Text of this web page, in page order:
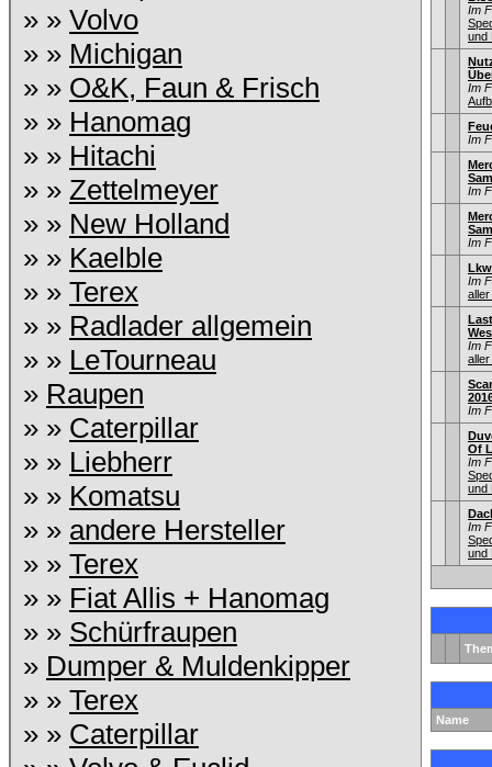
» » Volvo
» » Michigan
» » O&K, Faun & Frisch
» » Hanomag
» » Hitachi
» » Zettelmeyer
» » New Holland
» » Kaelble
» » Terex
» » Radlader allgemein
» » LeTourneau
» Raupen
» » Caterpillar
» » Liebherr
» » Komatsu
» » andere Hersteller
» » Terex
» » Fiat Allis + Hanomag
» » Schürfraupen
» Dumper & Muldenkipper
» » Terex
» » Caterpillar
Im
und
Im
Im
Im
Im
Im
aller
Im
aller
Im
Of
Im
und
Im
und
Name